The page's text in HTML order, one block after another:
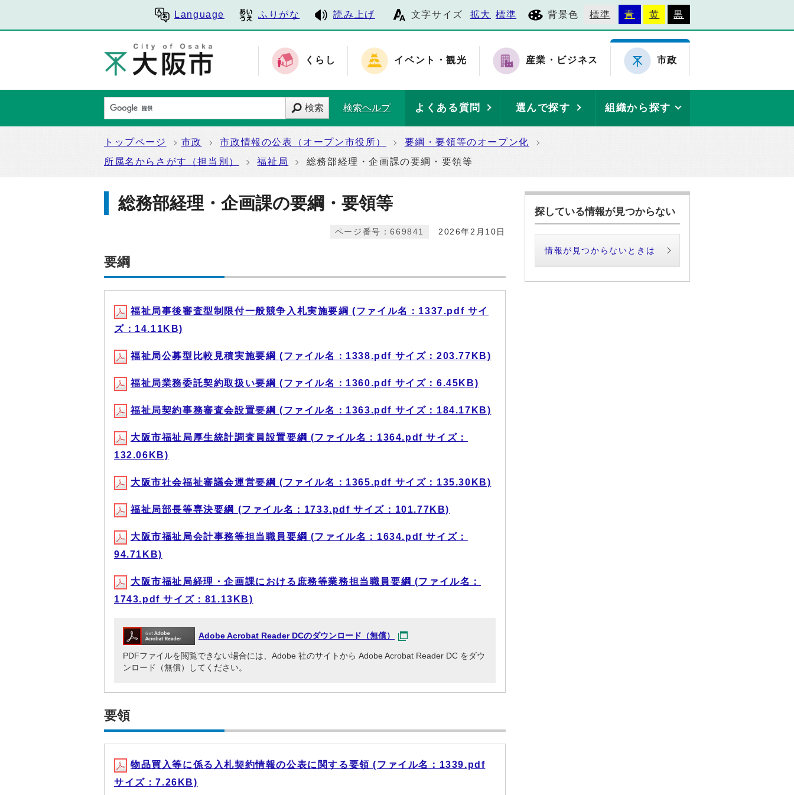
Language ふりがな 読み上げ 文字サイズ 拡大 標準 背景色 標準 青 黄 黒
くらし イベント・観光 産業・ビジネス 市政
検索 検索ヘルプ よくある質問 選んで探す 組織から探す
トップページ 市政 市政情報の公表（オープン市役所）
要綱・要領等のオープン化
所属名からさがす（担当別）
福祉局 総務部経理・企画課の要綱・要領等
総務部経理・企画課の要綱・要領等
2026年2月10日
ページ番号：669841
要綱
福祉局事後審査型制限付一般競争入札実施要綱 (ファイル名：1337.pdf サイ
ズ：14.11KB)
福祉局公募型比較見積実施要綱 (ファイル名：1338.pdf サイズ：203.77KB)
福祉局業務委託契約取扱い要綱 (ファイル名：1360.pdf サイズ：6.45KB)
福祉局契約事務審査会設置要綱 (ファイル名：1363.pdf サイズ：184.17KB)
大阪市福祉局厚生統計調査員設置要綱 (ファイル名：1364.pdf サイズ：
132.06KB)
大阪市社会福祉審議会運営要綱 (ファイル名：1365.pdf サイズ：135.30KB)
福祉局部長等専決要綱 (ファイル名：1733.pdf サイズ：101.77KB)
大阪市福祉局会計事務等担当職員要綱 (ファイル名：1634.pdf サイズ：
94.71KB)
大阪市福祉局経理・企画課における庶務等業務担当職員要綱 (ファイル名：
1743.pdf サイズ：81.13KB)
Adobe Acrobat Reader DCのダウンロード（無償）
PDFファイルを閲覧できない場合には、Adobe 社のサイトから Adobe Acrobat Reader DC をダウ
ンロード（無償）してください。
要領
物品買入等に係る入札契約情報の公表に関する要領 (ファイル名：1339.pdf
サイズ：7.26KB)
探している情報が見つからない
情報が見つからないときは